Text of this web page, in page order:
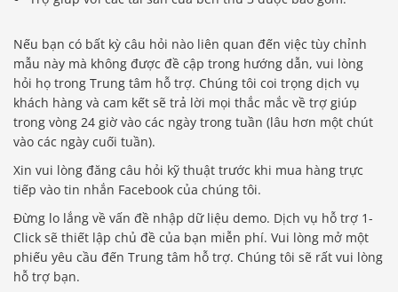
Nếu bạn có bất kỳ câu hỏi nào liên quan đến việc tùy chỉnh
mẫu này mà không được đề cập trong hướng dẫn, vui lòng
hỏi họ trong Trung tâm hỗ trợ. Chúng tôi coi trọng dịch vụ
khách hàng và cam kết sẽ trả lời mọi thắc mắc về trợ giúp
trong vòng 24 giờ vào các ngày trong tuần (lâu hơn một chút
vào các ngày cuối tuần).
Xin vui lòng đăng câu hỏi kỹ thuật trước khi mua hàng trực
tiếp vào tin nhắn Facebook của chúng tôi.
Đừng lo lắng về vấn đề nhập dữ liệu demo. Dịch vụ hỗ trợ 1-
Click sẽ thiết lập chủ đề của bạn miễn phí. Vui lòng mở một
phiếu yêu cầu đến Trung tâm hỗ trợ. Chúng tôi sẽ rất vui lòng
hỗ trợ bạn.